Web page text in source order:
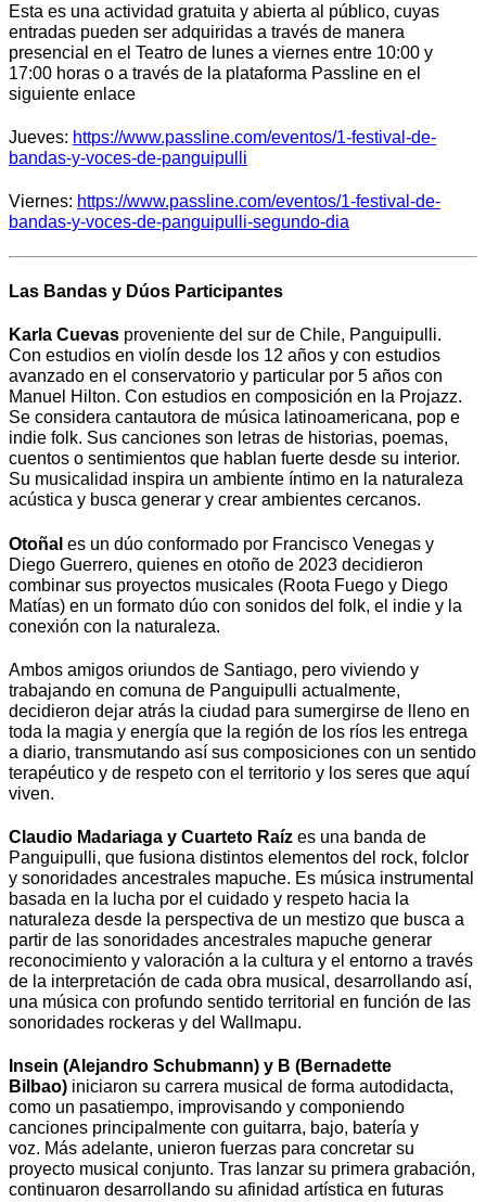
Esta es una actividad gratuita y abierta al público, cuyas
entradas pueden ser adquiridas a través de manera
presencial en el Teatro de lunes a viernes entre 10:00 y
17:00 horas o a través de la plataforma Passline en el
siguiente enlace
Jueves: https://www.passline.com/eventos/1-festival-de-
bandas-y-voces-de-panguipulli
Viernes: https://www.passline.com/eventos/1-festival-de-
bandas-y-voces-de-panguipulli-segundo-dia
Las Bandas y Dúos Participantes
Karla Cuevas proveniente del sur de Chile, Panguipulli.
Con estudios en violín desde los 12 años y con estudios
avanzado en el conservatorio y particular por 5 años con
Manuel Hilton. Con estudios en composición en la Projazz.
Se considera cantautora de música latinoamericana, pop e
indie folk. Sus canciones son letras de historias, poemas,
cuentos o sentimientos que hablan fuerte desde su interior.
Su musicalidad inspira un ambiente íntimo en la naturaleza
acústica y busca generar y crear ambientes cercanos.
Otoñal es un dúo conformado por Francisco Venegas y
Diego Guerrero, quienes en otoño de 2023 decidieron
combinar sus proyectos musicales (Roota Fuego y Diego
Matías) en un formato dúo con sonidos del folk, el indie y la
conexión con la naturaleza.
Ambos amigos oriundos de Santiago, pero viviendo y
trabajando en comuna de Panguipulli actualmente,
decidieron dejar atrás la ciudad para sumergirse de lleno en
toda la magia y energía que la región de los ríos les entrega
a diario, transmutando así sus composiciones con un sentido
terapéutico y de respeto con el territorio y los seres que aquí
viven.
Claudio Madariaga y Cuarteto Raíz es una banda de
Panguipulli, que fusiona distintos elementos del rock, folclor
y sonoridades ancestrales mapuche. Es música instrumental
basada en la lucha por el cuidado y respeto hacia la
naturaleza desde la perspectiva de un mestizo que busca a
partir de las sonoridades ancestrales mapuche generar
reconocimiento y valoración a la cultura y el entorno a través
de la interpretación de cada obra musical, desarrollando así,
una música con profundo sentido territorial en función de las
sonoridades rockeras y del Wallmapu.
Insein (Alejandro Schubmann) y B (Bernadette
Bilbao) iniciaron su carrera musical de forma autodidacta,
como un pasatiempo, improvisando y componiendo
canciones principalmente con guitarra, bajo, batería y
voz. Más adelante, unieron fuerzas para concretar su
proyecto musical conjunto. Tras lanzar su primera grabación,
continuaron desarrollando su afinidad artística en futuras